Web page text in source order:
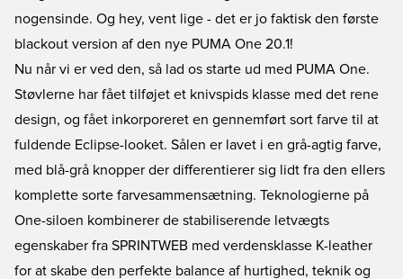
nogensinde. Og hey, vent lige - det er jo faktisk den første
blackout version af den nye PUMA One 20.1!
Nu når vi er ved den, så lad os starte ud med PUMA One.
Støvlerne har fået tilføjet et knivspids klasse med det rene
design, og fået inkorporeret en gennemført sort farve til at
fuldende Eclipse-looket. Sålen er lavet i en grå-agtig farve,
med blå-grå knopper der differentierer sig lidt fra den ellers
komplette sorte farvesammensætning. Teknologierne på
One-siloen kombinerer de stabiliserende letvægts
egenskaber fra SPRINTWEB med verdensklasse K-leather
for at skabe den perfekte balance af hurtighed, teknik og